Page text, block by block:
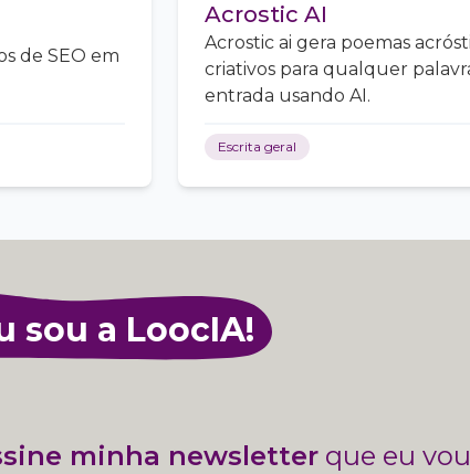
de SEO em
Acrostic AI
Acrostic ai gera poemas
criativos para qualquer
entrada usando AI.
Escrita geral
sou a LoocIA!
minha newsletter que eu